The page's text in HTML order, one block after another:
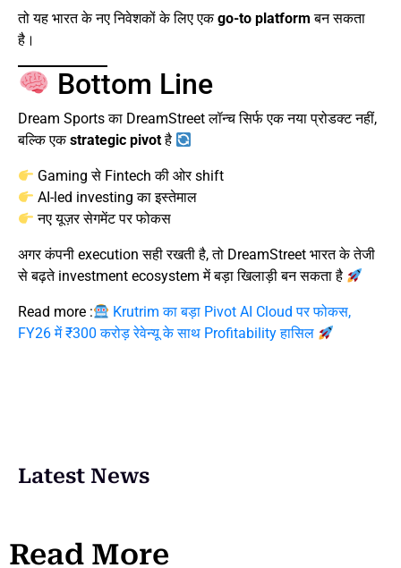
तो यह भारत के नए निवेशकों के लिए एकgo-to platform बन सकता
है।
Bottom Line
Dream Sports का DreamStreet लॉन्च सिर्फ एक नया प्रोडक्ट नहीं,
बल्कि एकstrategic pivotहै
Gaming से Fintech की ओर shift
AI-led investing का इस्तेमाल
नए यूज़र सेगमेंट पर फोकस
अगर कंपनी execution सही रखती है, तो DreamStreet भारत के तेजी
से बढ़ते investment ecosystem में बड़ा खिलाड़ी बन सकता है
Read more :
Krutrim का बड़ा Pivot AI Cloud पर फोकस,
FY26 में ₹300 करोड़ रेवेन्यू के साथ Profitability हासिल
Latest News
Read More